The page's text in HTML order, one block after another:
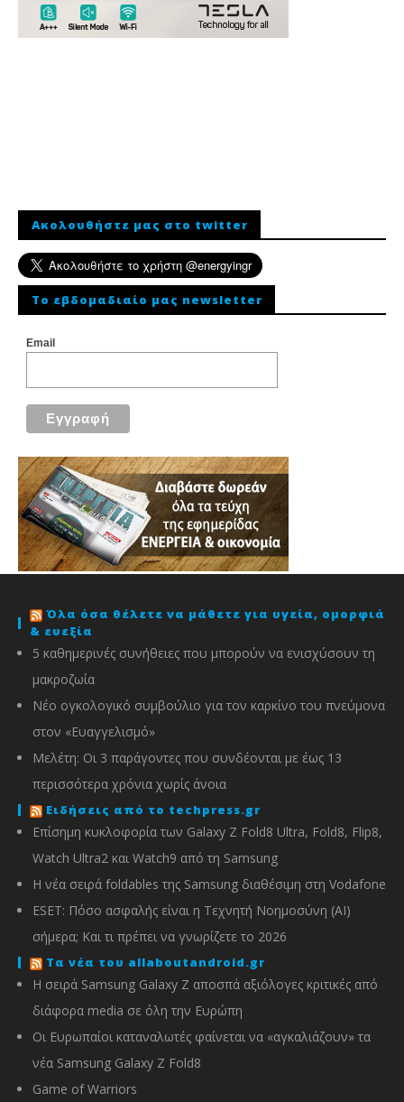
Ακολουθήστε μας στο twitter
To εβδομαδιαίο μας newsletter
Email
Όλα όσα θέλετε να μάθετε για υγεία, ομορφιά
& ευεξία
5 καθημερινές συνήθειες που μπορούν να ενισχύσουν τη
μακροζωία
Νέο ογκολογικό συμβούλιο για τον καρκίνο του πνεύμονα
στον «Ευαγγελισμό»
Μελέτη: Οι 3 παράγοντες που συνδέονται με έως 13
περισσότερα χρόνια χωρίς άνοια
Ειδήσεις από το techpress.gr
Επίσημη κυκλοφορία των Galaxy Z Fold8 Ultra, Fold8, Flip8,
Watch Ultra2 και Watch9 από τη Samsung
Η νέα σειρά foldables της Samsung διαθέσιμη στη Vodafone
ESET: Πόσο ασφαλής είναι η Τεχνητή Νοημοσύνη (AI)
σήμερα; Και τι πρέπει να γνωρίζετε το 2026
Τα νέα του allaboutandroid.gr
Η σειρά Samsung Galaxy Z αποσπά αξιόλογες κριτικές από
διάφορα media σε όλη την Ευρώπη
Οι Ευρωπαίοι καταναλωτές φαίνεται να «αγκαλιάζουν» τα
νέα Samsung Galaxy Z Fold8
Game of Warriors